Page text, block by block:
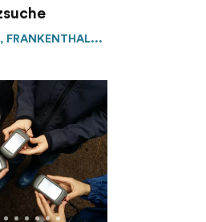
FRANKENTHAL...